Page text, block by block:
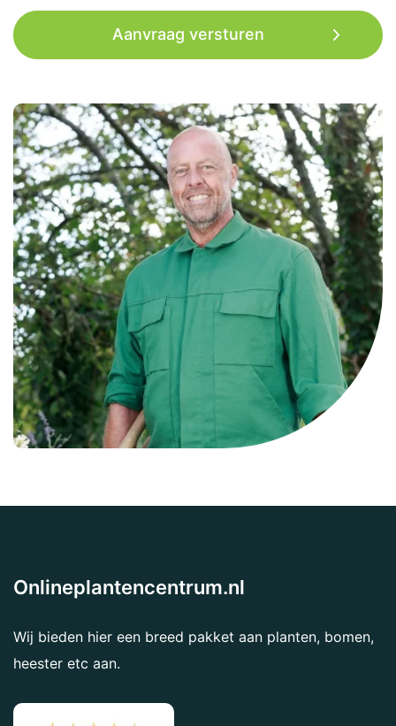
Onlineplantencentrum.nl
Wij bieden hier een breed pakket aan planten, bomen,
heester etc aan.